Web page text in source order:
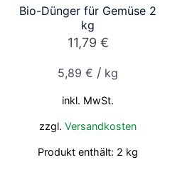
Bio-Dünger für Gemüse 2
kg
11,79 €
5,89€ / kg
inkl. MwSt.
zzgl.Versandkosten
Produkt enthält: 2 kg